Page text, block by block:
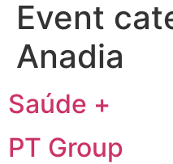
Event
Anadia
Saúde +
PT Group